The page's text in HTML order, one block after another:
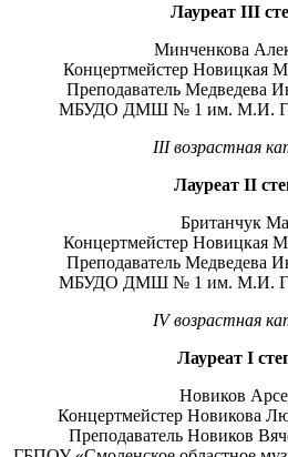
Лауреат III
Минченкова
Концертмейстер Новицкая
Преподаватель Медведева
МБУДО ДМШ № 1 им. М.И.
IIIвозрастная
Лауреат II
Британчук
Концертмейстер Новицкая
Преподаватель Медведева
МБУДО ДМШ № 1 им. М.И.
IVвозрастная
Лауреат I
Новиков
Концертмейстер Новикова
Преподаватель Новиков